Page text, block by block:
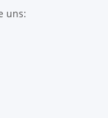
uns: